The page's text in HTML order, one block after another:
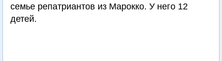
семье репатриантов из Марокко. У него 12
детей.